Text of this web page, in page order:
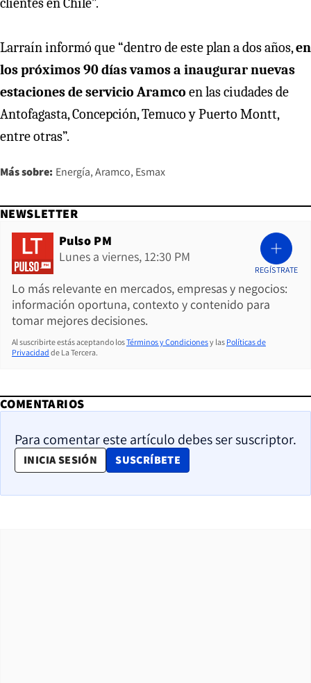
clientes en Chile”.
Larraín informó que “dentro de este plan a dos años,en
los próximos 90 días vamos a inaugurar nuevas
estaciones de servicio Aramco en las ciudades de
Antofagasta, Concepción, Temuco y Puerto Montt,
entre otras”.
Más sobre: Energía Aramco Esmax
NEWSLETTER
Pulso PM
Lunes a viernes, 12:30 PM
Lo más relevante en mercados, empresas y negocios:
información oportuna, contexto y contenido para
tomar mejores decisiones.
REGÍSTRATE
Al suscribirte estás aceptando losTérminos y Condicionesy las Políticas de
Privacidad de La Tercera.
COMENTARIOS
Para comentar este artículo debes ser suscriptor.
INICIA SESIÓN SUSCRÍBETE
OPENS IN NEW WINDOW